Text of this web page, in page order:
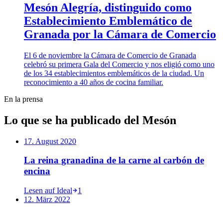
Mesón Alegría, distinguido como
Establecimiento Emblemático de
Granada por la Cámara de Comercio
El 6 de noviembre la Cámara de Comercio de Granada
celebró su primera Gala del Comercio y nos eligió como uno
de los 34 establecimientos emblemáticos de la ciudad. Un
reconocimiento a 40 años de cocina familiar.
En la prensa
Lo que se ha publicado del Mesón
17. August 2020
La reina granadina de la carne al carbón de
encina
Lesen auf Ideal
1
12. März 2022